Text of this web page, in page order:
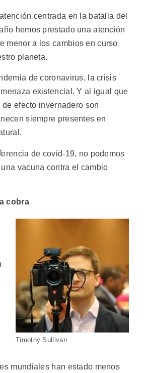
centrada en la batalla del
hemos prestado una atención
menor a los cambios en curso
planeta.
de coronavirus, la crisis
existencial. Y al igual que
efecto invernadero son
siempre presentes en
de covid-19, no podemos
vacuna contra el cambio
cobra
Timothy Sullivan
mundiales han estado menos